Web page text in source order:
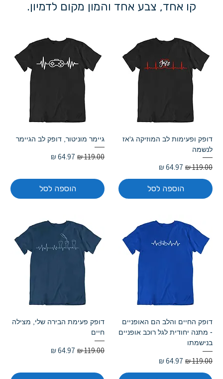
קו אחד, צבע אחד והמון מקום לדמיון.
דופק ופעימות לב המוזיקה ג'אז
לנשמה
מחיר רגיל מחיר מבצע
הוספה לסל
גיימר מוניטור, דופק לב הגיימר
מחיר רגיל מחיר מבצע
הוספה לסל
דופק החיים והלב הם האופניים
- מתנה יחודית לגל רוכב אופניים
בנישמתו
מחיר רגיל מחיר מבצע
דופק פעימת הבירה שלי, מצילה
חיים
מחיר רגיל מחיר מבצע